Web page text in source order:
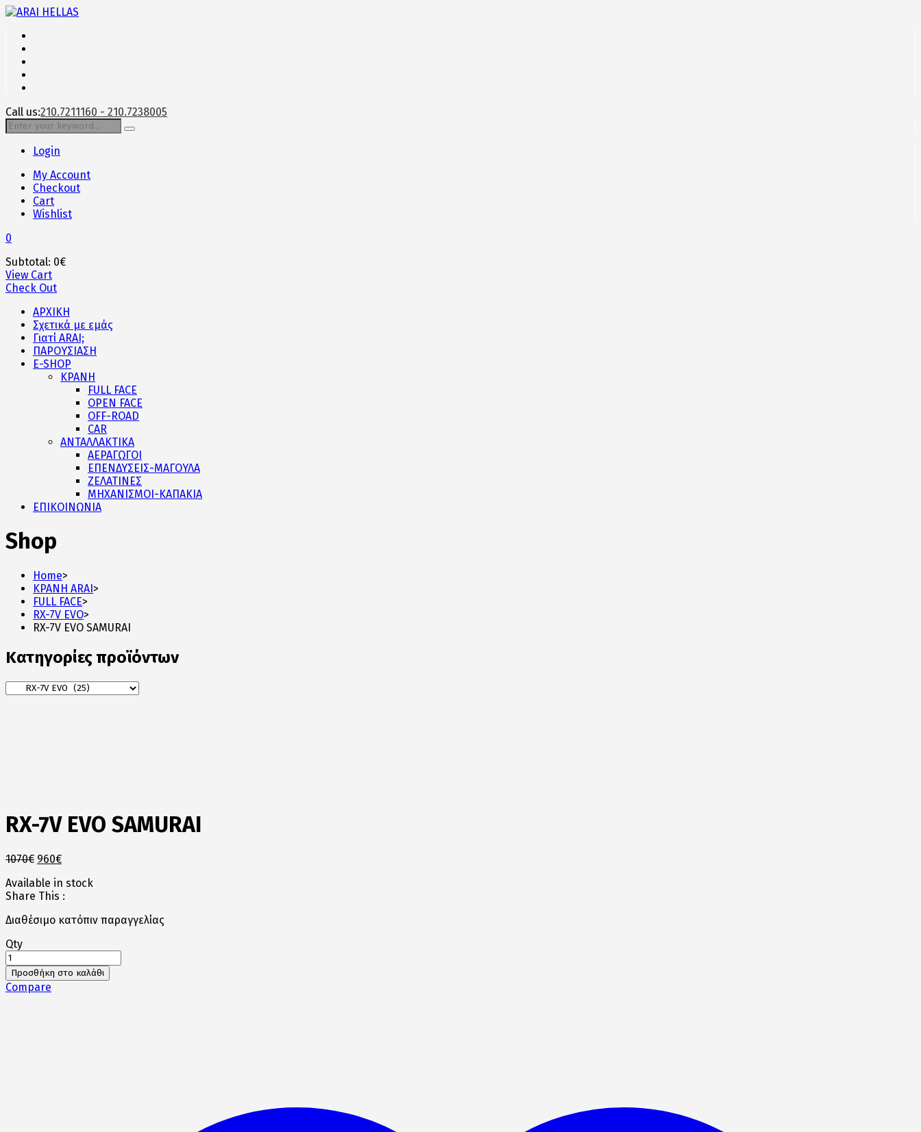
Call us:210.7211160 - 210.7238005
Login
My Account
Checkout
Cart
Wishlist
0
Subtotal: 0€
View Cart
Check Out
ΑΡΧΙΚΗ
Σχετικά με εμάς
Γιατί ARAI;
ΠΑΡΟΥΣΙΑΣΗ
E-SHOP
ΚΡΑΝΗ
FULL FACE
OPEN FACE
OFF-ROAD
CAR
ΑΝΤΑΛΛΑΚΤΙΚΑ
ΑΕΡΑΓΩΓΟΙ
ΕΠΕΝΔΥΣΕΙΣ-ΜΑΓΟΥΛΑ
ΖΕΛΑΤΙΝΕΣ
ΜΗΧΑΝΙΣΜΟΙ-ΚΑΠΑΚΙΑ
ΕΠΙΚΟΙΝΩΝΙΑ
Shop
Home>
ΚΡΑΝΗ ARAI>
FULL FACE>
RX-7V EVO>
RX-7V EVO SAMURAI
Κατηγορίες προϊόντων
RX-7V EVO SAMURAI
1070€ Original
was:
1070€.
960€Η
τιμή
είναι:
Available in stock
Share This :
Διαθέσιμο κατόπιν παραγγελίας
Qty
RX-
7V
EVO
SAMURAI
Προσθήκη στο καλάθι
Compare